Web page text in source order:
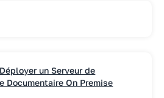
un Serveur de
Documentaire On Premise